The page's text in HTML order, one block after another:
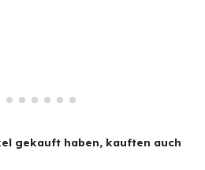
gekauft haben, kauften auch